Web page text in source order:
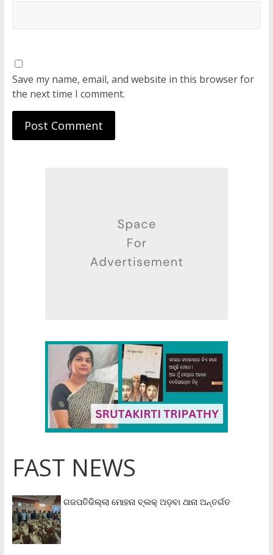
Save my name, email, and website in this browser for
the next time I comment.
FAST NEWS
ଗଜପତିଜିଲ୍ଲା ମୋହନା ବ୍ଲକ୍‌ ଅଡ଼ବା ଥାନା ଅନ୍ତର୍ଗତ